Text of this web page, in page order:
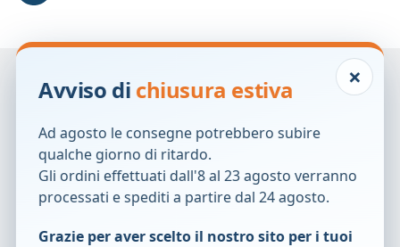
Prodotti correlati ×
Avviso di chiusura estiva
Ad agosto le consegne potrebbero subire
qualche giorno di ritardo.
Gli ordini effettuati dall'8 al 23 agosto verranno
processati e spediti a partire dal 24 agosto.
Grazie per aver scelto il nostro sito per i tuoi